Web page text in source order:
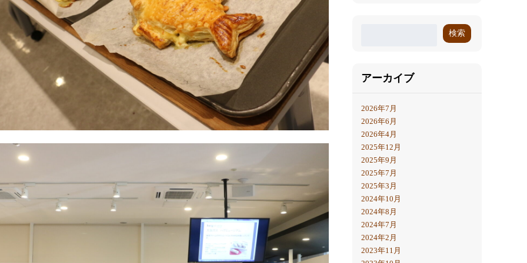
検索
アーカイブ
2026年7月
2026年6月
2026年4月
2025年12月
2025年9月
2025年7月
2025年3月
2024年10月
2024年8月
2024年7月
2024年2月
2023年11月